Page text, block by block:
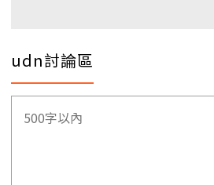
udn討論區